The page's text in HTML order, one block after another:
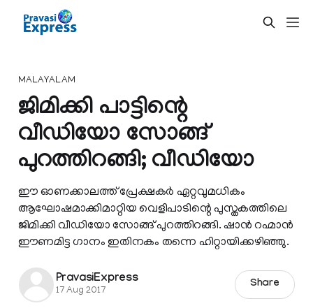
MALAYALAM
ജിമിക്കി പാട്ടിന്റെ
വീഡിയോ സോങ്ങ്
പുറത്തിറങ്ങി; വീഡിയോ
ഈ ഓണക്കാലത്ത് പ്രേക്ഷകർ ഏറ്റവുമധികം
ആഘോഷമാക്കിമാറ്റിയ വെളിപാടിന്റെ പുസ്തകത്തിലെ
ജിമിക്കി വീഡിയോ സോങ്ങ് പുറത്തിറങ്ങി. ഷാൻ റഹ്മാൻ
ഈണമിട്ട ഗാനം ഇതിനകം തന്നെ ഹിറ്റായിക്കഴിഞ്ഞു.
PravasiExpress
17 Aug 2017
Share